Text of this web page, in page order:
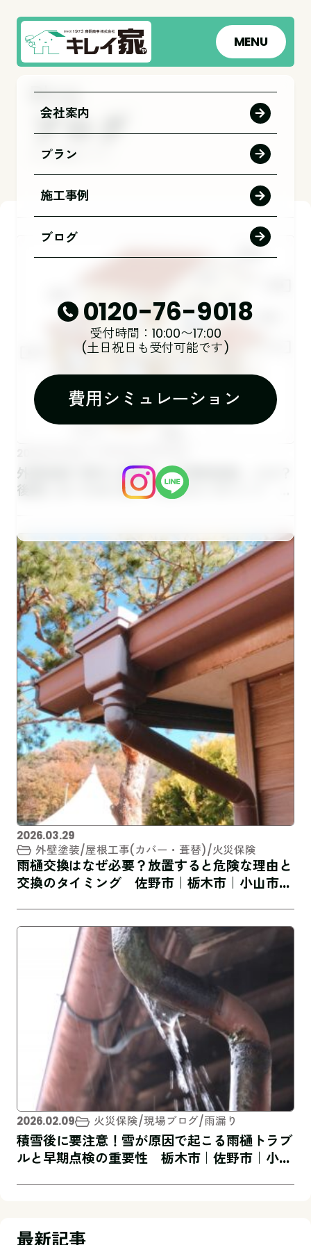
MENU
会社案内
プラン
施工事例
ブログ
0120-76-9018
受付時間：10:00〜17:00
(土日祝日も受付可能です)
費用シミュレーション
ブログ
トップページ
外壁塗装で意外と重要な「付帯部塗装」とは？
後悔しないために知っておきたいポイント 佐
リフォーム専門店 キレイ家
2026.03.29
外壁塗装 屋根工事(カバー・葺替) 火災保険
雨樋交換はなぜ必要？放置すると危険な理由と
交換のタイミング 佐野市｜栃木市｜小山市｜
イ家
2026.02.09 火災保険 現場ブログ 雨漏り
積雪後に要注意！雪が原因で起こる雨樋トラブ
ルと早期点検の重要性 栃木市｜佐野市｜小山
最新記事